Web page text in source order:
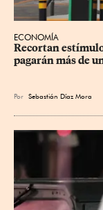
ECONOMÍA
Recortan
pagarán más de
Por Sebastián Díaz Mora